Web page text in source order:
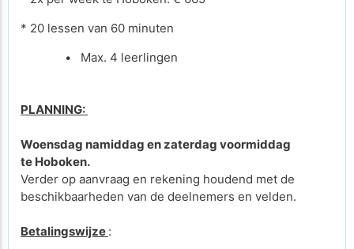
* 20 lessen van 60 minuten
• Max. 4 leerlingen
PLANNING:
Woensdag namiddag en zaterdag voormiddag
te Hoboken.
Verder op aanvraag en rekening houdend met de
beschikbaarheden van de deelnemers en velden.
Betalingswijze :